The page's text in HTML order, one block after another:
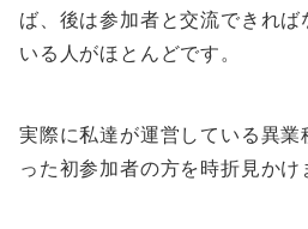
ば、後は参加者と交流できれば
いる人がほとんどです。
実際に私達が運営している異
った初参加者の方を時折見かけ